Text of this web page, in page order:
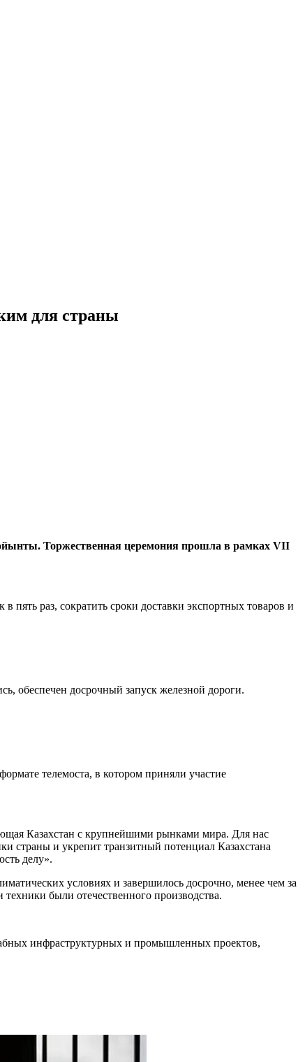
для страны
Торжественная церемония прошла в рамках VII
пять раз, сократить сроки доставки экспортных товаров и
обеспечен досрочный запуск железной дороги.
телемоста, в котором приняли участие
Казахстан с крупнейшими рынками мира. Для нас
страны и укрепит транзитный потенциал Казахстана
делу».
условиях и завершилось досрочно, менее чем за
были отечественного производства.
инфраструктурных и промышленных проектов,